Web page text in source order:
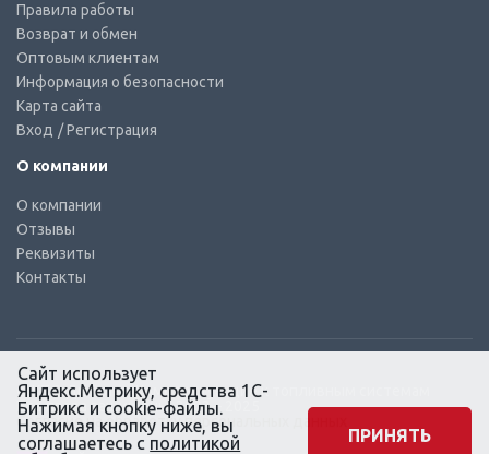
Правила работы
Возврат и обмен
Оптовым клиентам
Информация о безопасности
Карта сайта
Вход / Регистрация
О компании
О компании
Отзывы
Реквизиты
Контакты
© КТС-Дизель – Комплектующие к топливным системам
Все права защищены, 2003 – 2025
Согласие на обработку персональных данных
Сайт использует
Яндекс.Метрику, средства 1С-
Битрикс и cookie-файлы.
Нажимая кнопку ниже, вы
соглашаетесь с политикой
ПРИНЯТЬ